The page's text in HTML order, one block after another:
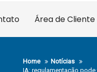
Área de Cliente
Home
Notícias
IA: regulamentação